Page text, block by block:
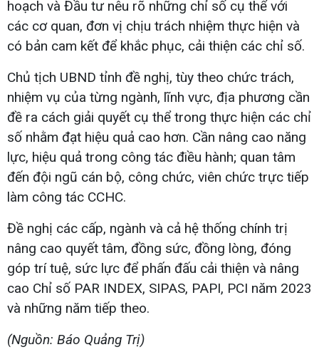
hoạch và Đầu tư nêu rõ những chỉ số cụ thể với
các cơ quan, đơn vị chịu trách nhiệm thực hiện và
có bản cam kết để khắc phục, cải thiện các chỉ số.
Chủ tịch UBND tỉnh đề nghị, tùy theo chức trách,
nhiệm vụ của từng ngành, lĩnh vực, địa phương cần
đề ra cách giải quyết cụ thể trong thực hiện các chỉ
số nhằm đạt hiệu quả cao hơn. Cần nâng cao năng
lực, hiệu quả trong công tác điều hành; quan tâm
đến đội ngũ cán bộ, công chức, viên chức trực tiếp
làm công tác CCHC.
Đề nghị các cấp, ngành và cả hệ thống chính trị
nâng cao quyết tâm, đồng sức, đồng lòng, đóng
góp trí tuệ, sức lực để phấn đấu cải thiện và nâng
cao Chỉ số PAR INDEX, SIPAS, PAPI, PCI năm 2023
và những năm tiếp theo.
(Nguồn: Báo Quảng Trị)